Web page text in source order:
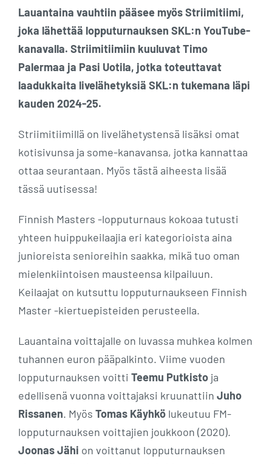
Lauantaina vauhtiin pääsee myös Striimitiimi,
joka lähettää lopputurnauksen SKL:n YouTube-
kanavalla. Striimitiimiin kuuluvat Timo
Palermaa ja Pasi Uotila, jotka toteuttavat
laadukkaita livelähetyksiä SKL:n tukemana läpi
kauden 2024-25.
Striimitiimillä on livelähetystensä lisäksi omat
kotisivunsa ja some-kanavansa, jotka kannattaa
ottaa seurantaan. Myös tästä aiheesta lisää
tässä uutisessa!
Finnish Masters -lopputurnaus kokoaa tutusti
yhteen huippukeilaajia eri kategorioista aina
junioreista senioreihin saakka, mikä tuo oman
mielenkiintoisen mausteensa kilpailuun.
Keilaajat on kutsuttu lopputurnaukseen Finnish
Master -kiertuepisteiden perusteella.
Lauantaina voittajalle on luvassa muhkea kolmen
tuhannen euron pääpalkinto. Viime vuoden
lopputurnauksen voitti Teemu Putkisto ja
edellisenä vuonna voittajaksi kruunattiin Juho
Rissanen. Myös Tomas Käyhkö lukeutuu FM-
lopputurnauksen voittajien joukkoon (2020).
Joonas Jähi on voittanut lopputurnauksen